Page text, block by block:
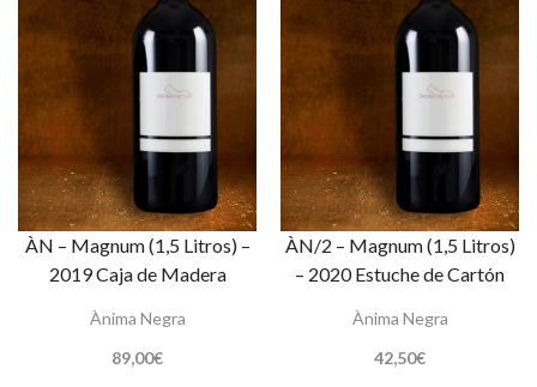
ÀN – Magnum (1,5 Litros) –
2019 Caja de Madera
Ànima Negra
89,00€
ÀN/2 – Magnum (1,5 Litros)
– 2020 Estuche de Cartón
Ànima Negra
42,50€